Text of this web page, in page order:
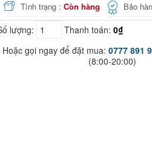
Tình trạng : Còn hàng Bảo
lượng: Thanh toán: 0₫
Hoặc gọi ngay để đặt mua: 0777 891
(8:00-20:00)